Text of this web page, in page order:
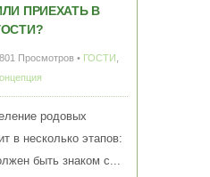
ПРИЕХАТЬ В
Просмотров • ГОСТИ
родовых
в несколько этапов:
быть знаком с...